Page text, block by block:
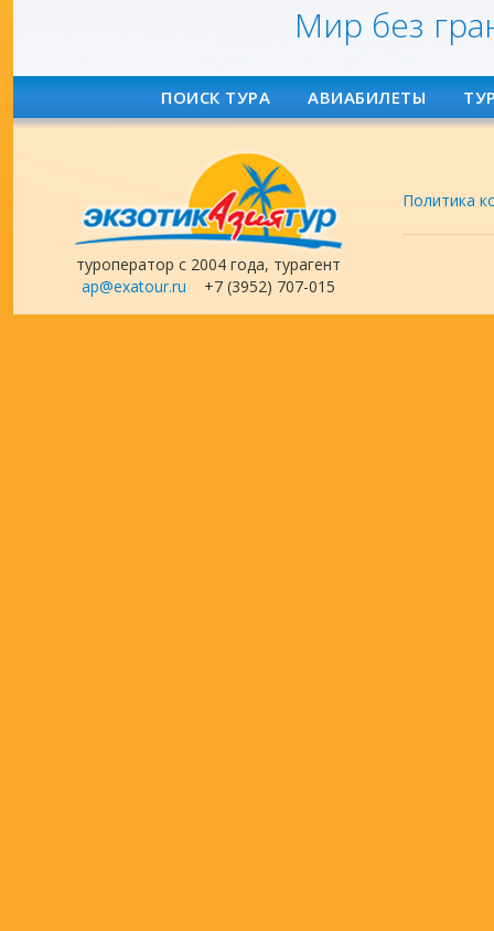
Мир без
ПОИСК ТУРА АВИАБИЛЕТЫ
туроператор с 2004 года, турагент
ap@exatour.ru +7 (3952) 707-015
Политика